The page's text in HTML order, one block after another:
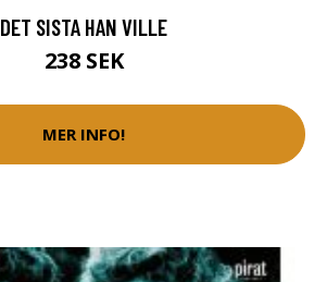
DET SISTA HAN VILLE
238 SEK
MER INFO!